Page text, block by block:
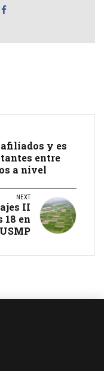
afiliados y es
entre
a nivel
NEXT
II
18 en